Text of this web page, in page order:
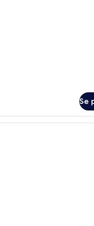
Se
fönster med gardiner.
Ett modernt hotellrum